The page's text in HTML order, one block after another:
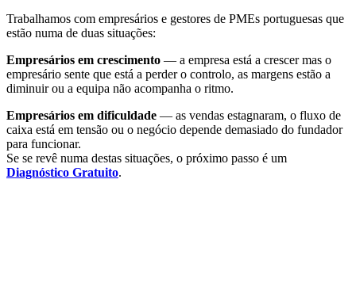
Trabalhamos com empresários e gestores de PMEs portuguesas que
estão numa de duas situações:
Empresários em crescimento — a empresa está a crescer mas o
empresário sente que está a perder o controlo, as margens estão a
diminuir ou a equipa não acompanha o ritmo.
Empresários em dificuldade — as vendas estagnaram, o fluxo de
caixa está em tensão ou o negócio depende demasiado do fundador
para funcionar.
Se se revê numa destas situações, o próximo passo é um
Diagnóstico Gratuito.